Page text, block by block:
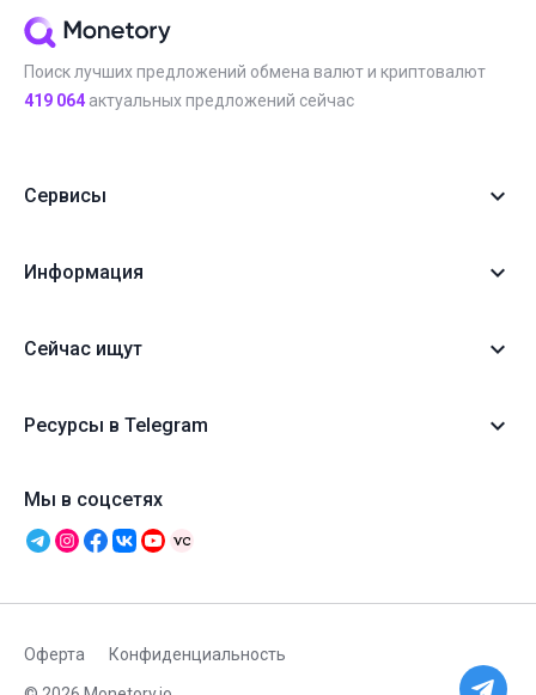
Поиск лучших предложений обмена валют и криптовалют
419 064 актуальных предложений сейчас
Сервисы
Информация
Сейчас ищут
Ресурсы в Telegram
Мы в соцсетях
Оферта Конфиденциальность